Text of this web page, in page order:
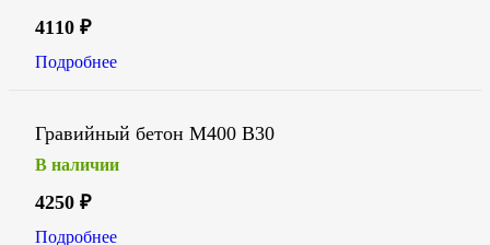
4110 ₽
Подробнее
Гравийный бетон М400 В30
В наличии
4250 ₽
Подробнее